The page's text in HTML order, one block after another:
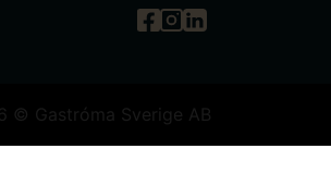
Gastróma på Facebook
Gastróma på
Gastróma på
© Gastróma Sverige AB